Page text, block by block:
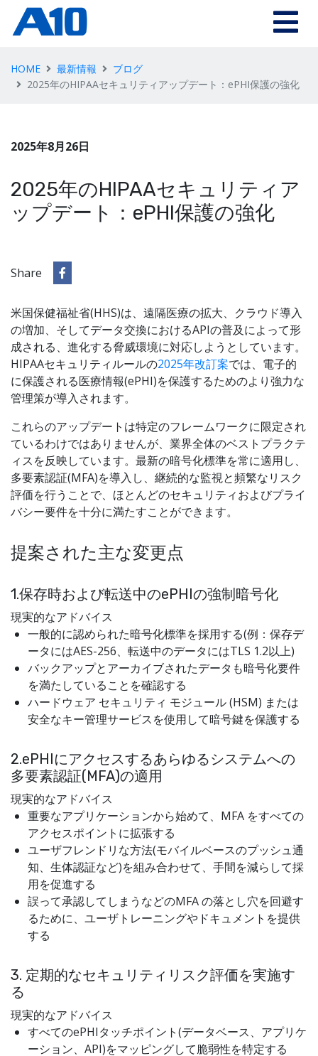
HOME 最新情報
ブログ
2025年のHIPAAセキュリティアップデート：ePHI保護の強化
2025年8月26日
2025年のHIPAAセキュリティア
ップデート：ePHI保護の強化
Share
米国保健福祉省(HHS)は、遠隔医療の拡大、クラウド導入
の増加、そしてデータ交換におけるAPIの普及によって形
成される、進化する脅威環境に対応しようとしています。
HIPAAセキュリティルールの2025年改訂案では、電子的
に保護される医療情報(ePHI)を保護するためのより強力な
管理策が導入されます。
これらのアップデートは特定のフレームワークに限定され
ているわけではありませんが、業界全体のベストプラクテ
ィスを反映しています。最新の暗号化標準を常に適用し、
多要素認証(MFA)を導入し、継続的な監視と頻繁なリスク
評価を行うことで、ほとんどのセキュリティおよびプライ
バシー要件を十分に満たすことができます。
提案された主な変更点
1.保存時および転送中のePHIの強制暗号化
現実的なアドバイス
一般的に認められた暗号化標準を採用する(例：保存デ
ータにはAES-256、転送中のデータにはTLS 1.2以上)
バックアップとアーカイブされたデータも暗号化要件
を満たしていることを確認する
ハードウェア セキュリティ モジュール (HSM) または
安全なキー管理サービスを使用して暗号鍵を保護する
2.ePHIにアクセスするあらゆるシステムへの
多要素認証(MFA)の適用
現実的なアドバイス
重要なアプリケーションから始めて、MFA をすべての
アクセスポイントに拡張する
ユーザフレンドリな方法(モバイルベースのプッシュ通
知、生体認証など)を組み合わせて、手間を減らして採
用を促進する
誤って承認してしまうなどのMFA の落とし穴を回避す
るために、ユーザトレーニングやドキュメントを提供
する
3. 定期的なセキュリティリスク評価を実施す
る
現実的なアドバイス
すべてのePHIタッチポイント(データベース、アプリケ
ーション、API)をマッピングして脆弱性を特定する